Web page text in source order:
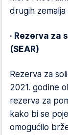
drugih zemalja
· Rezerva za
(SEAR)
Rezerva za
2021. godine
rezerva za
kako bi se
omogućilo